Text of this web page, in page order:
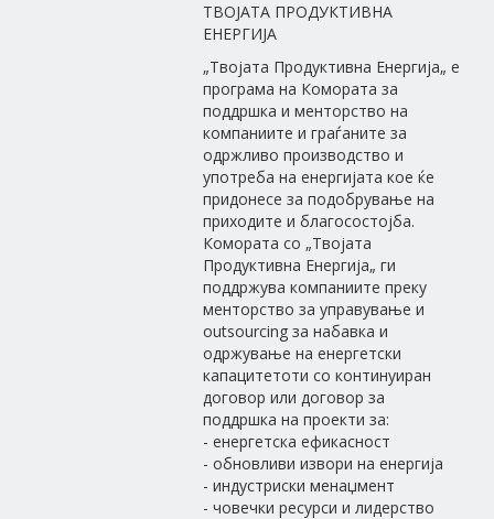
ТВОЈАТА ПРОДУКТИВНА
ЕНЕРГИЈА
„Твојата Продуктивна Енергија„ е
програма на Комората за
поддршка и менторство на
компаниите и граѓаните за
одржливо производство и
употреба на енергијата кое ќе
придонесе за подобрување на
приходите и благосостојба.
Комората со „Твојата
Продуктивна Енергија„ ги
поддржува компаниите преку
менторство за управување и
outsourcing за набавка и
одржување на енергетски
капацитетоти со континуиран
договор или договор за
поддршка на проекти за:
- енергетска ефикасност
- обновливи извори на енергија
- индустриски менаџмент
- човечки ресурси и лидерство